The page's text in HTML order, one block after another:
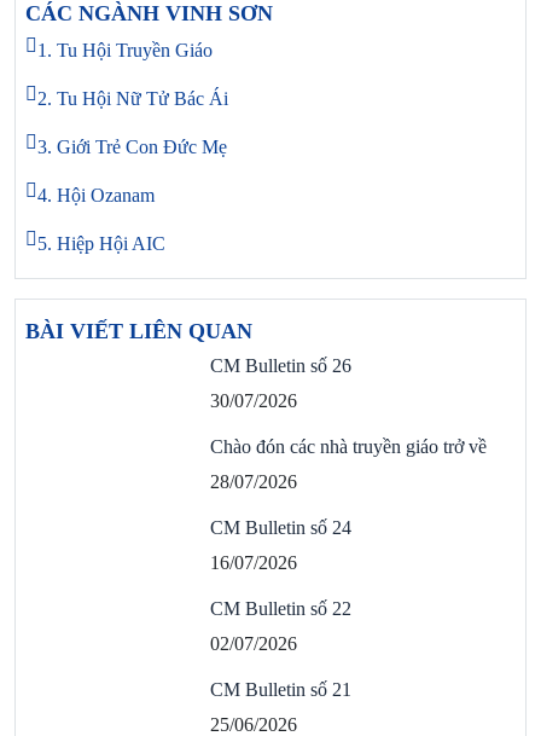
CÁC NGÀNH VINH SƠN
1. Tu Hội Truyền Giáo
2. Tu Hội Nữ Tử Bác Ái
3. Giới Trẻ Con Đức Mẹ
4. Hội Ozanam
5. Hiệp Hội AIC
BÀI VIẾT LIÊN QUAN
CM Bulletin số 26
30/07/2026
Chào đón các nhà truyền giáo trở về
28/07/2026
CM Bulletin số 24
16/07/2026
CM Bulletin số 22
02/07/2026
CM Bulletin số 21
25/06/2026